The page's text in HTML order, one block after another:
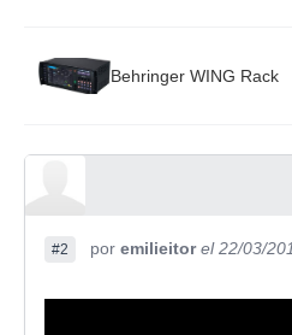
Behringer WING Rack
#2 por emilieitor el 22/03/